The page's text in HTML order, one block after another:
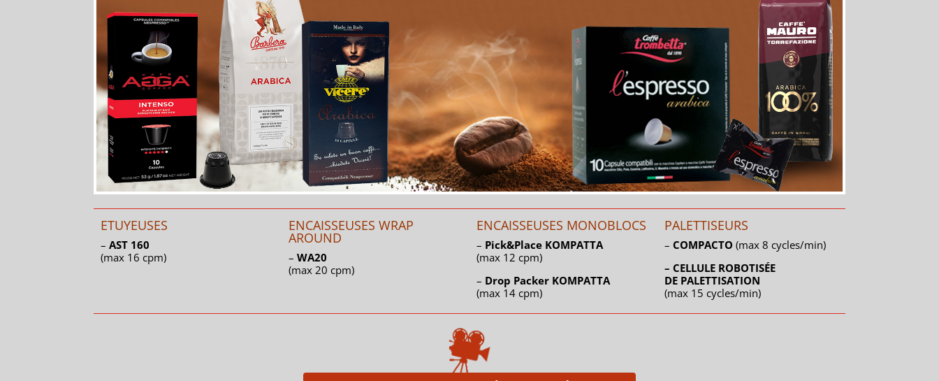
ETUYEUSES
–AST 160
(max 16 cpm)
ENCAISSEUSES WRAP
AROUND
–WA20
(max 20 cpm)
ENCAISSEUSES MONOBLOCS
– Pick&Place KOMPATTA
(max 12 cpm)
– Drop Packer KOMPATTA
(max 14 cpm)
PALETTISEURS
– COMPACTO (max 8 cycles/min)
– CELLULE ROBOTISÉE
DE PALETTISATION
(max 15 cycles/min)